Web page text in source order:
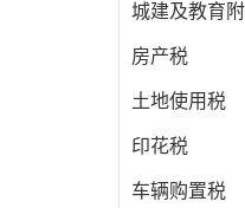
城建及教育
房产税
土地使用税
印花税
车辆购置税